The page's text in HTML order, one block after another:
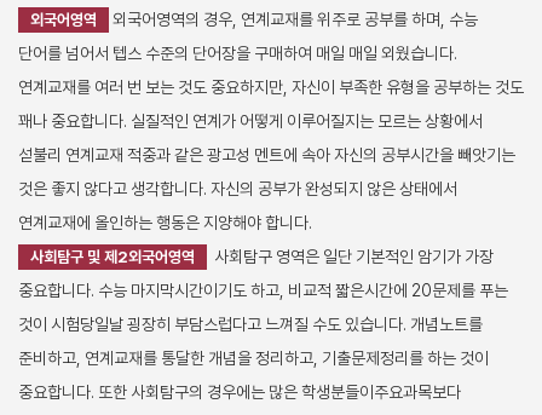
외국어영역
외국어영역의 경우, 연계교재를 위주로 공부를 하며, 수능
단어를 넘어서 텝스 수준의 단어장을 구매하여 매일 매일 외웠습니다.
연계교재를 여러 번 보는 것도 중요하지만, 자신이 부족한 유형을 공부하는 것도
꽤나 중요합니다. 실질적인 연계가 어떻게 이루어질지는 모르는 상황에서
섣불리 연계교재 적중과 같은 광고성 멘트에 속아 자신의 공부시간을 빼앗기는
것은 좋지 않다고 생각합니다. 자신의 공부가 완성되지 않은 상태에서
연계교재에 올인하는 행동은 지양해야 합니다.
사회탐구 및 제2외국어영역
사회탐구 영역은 일단 기본적인 암기가 가장
중요합니다. 수능 마지막시간이기도 하고, 비교적 짧은시간에 20문제를 푸는
것이 시험당일날 굉장히 부담스럽다고 느껴질 수도 있습니다. 개념노트를
준비하고, 연계교재를 통달한 개념을 정리하고, 기출문제정리를 하는 것이
중요합니다. 또한 사회탐구의 경우에는 많은 학생분들이주요과목보다